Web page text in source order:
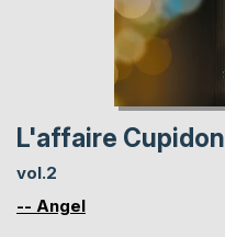
L'affaire Cupidon
vol.2
-- Angel